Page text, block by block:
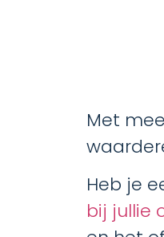
Met
Heb je
bij jullie